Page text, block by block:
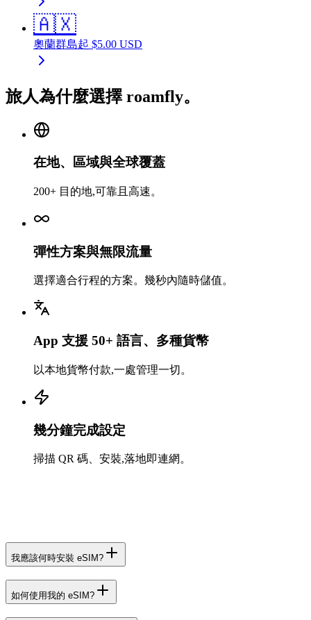
🇦🇽
奧蘭群島起 $5.00 USD
旅人為什麼選擇 roamfly。
在地、區域與全球覆蓋
200+ 目的地,可靠且高速。
彈性方案與無限流量
選擇適合行程的方案。幾秒內隨時儲值。
App 支援 50+ 語言、多種貨幣
以本地貨幣付款,一處管理一切。
幾分鐘完成設定
掃描 QR 碼、安裝,落地即連網。
我應該何時安裝 eSIM?
如何使用我的 eSIM?